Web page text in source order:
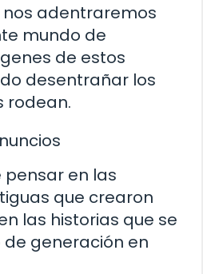
nos adentraremos
mundo de
de estos
desentrañar los
rodean.
pensar en las
que crearon
las historias que se
generación en